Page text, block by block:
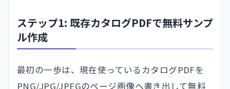
ステップ1: 既存カタログPDFで無料サンプ
ル作成
最初の一歩は、現在使っているカタログPDFを
PNG/JPG/JPEGのページ画像へ書き出して無料